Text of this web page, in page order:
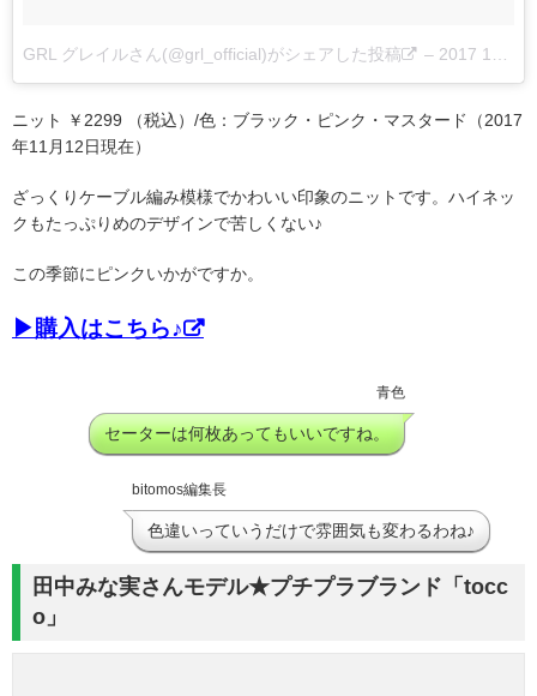
GRL グレイルさん(@grl_official)がシェアした投稿 – 2017 10月 22 5:38午後 PDT
ニット ￥2299 （税込）/色：ブラック・ピンク・マスタード（2017
年11月12日現在）
ざっくりケーブル編み模様でかわいい印象のニットです。ハイネッ
クもたっぷりめのデザインで苦しくない♪
この季節にピンクいかがですか。
▶購入はこちら♪
青色
セーターは何枚あってもいいですね。
bitomos編集長
色違いっていうだけで雰囲気も変わるわね♪
田中みな実さんモデル★プチプラブランド「tocc
o」